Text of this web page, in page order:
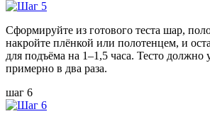
Сформируйте из готового теста шар,
накройте плёнкой или полотенцем, и
для подъёма на 1–1,5 часа. Тесто должно
примерно в два раза.
шаг 6